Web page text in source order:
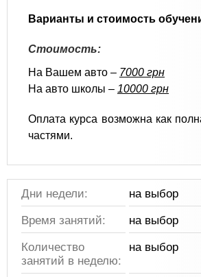
Варианты и стоимость
Стоимость:
На Вашем авто – 7000 грн
На авто школы – 10000 грн
Оплата курса возможна как
частями.
Дни недели:
на выбор
Время занятий:
на выбор
Количество
занятий в неделю:
на выбор